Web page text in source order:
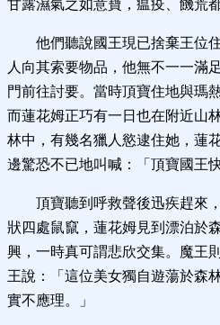
甘露濕氣之如意寶，瘟疫、饑荒
他們聽說國王現已捨棄王位
人向其索要物品，他無不一一滿
門前往討要。當時頂寶住地與瑪
而蓮花姆正巧有一日也在附近山
林中，有幾名獵人慾逮住她，蓮
邊驚恐不已地叫喊：「頂寶國王
頂寶聽到呼救聲後迅疾趕來
狀四處鼠竄，蓮花姆見到漂泊於
興，一時真可謂悲欣交集。魔王
王說：「這位美女獨自遊蕩於森
實不應理。」